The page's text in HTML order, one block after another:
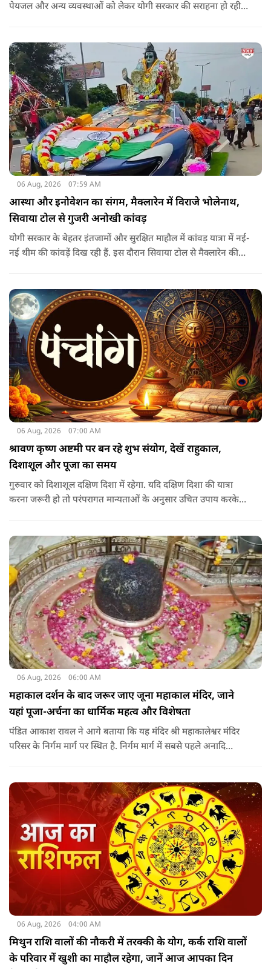
पेयजल और अन्य व्यवस्थाओं को लेकर योगी सरकार की सराहना हो रही
06 Aug, 2026 07:59 AM
आस्था और इनोवेशन का संगम, मैक्लारेन में विराजे भोलेनाथ,
सिवाया टोल से गुजरी अनोखी कांवड़
योगी सरकार के बेहतर इंतजामों और सुरक्षित माहौल में कांवड़ यात्रा में नई-
नई थीम की कांवड़ें दिख रही हैं. इस दौरान सिवाया टोल से मैक्लारेन की
06 Aug, 2026 07:00 AM
श्रावण कृष्ण अष्टमी पर बन रहे शुभ संयोग, देखें राहुकाल,
दिशाशूल और पूजा का समय
गुरुवार को दिशाशूल दक्षिण दिशा में रहेगा. यदि दक्षिण दिशा की यात्रा
करना जरूरी हो तो परंपरागत मान्यताओं के अनुसार उचित उपाय करके
06 Aug, 2026 06:00 AM
महाकाल दर्शन के बाद जरूर जाए जूना महाकाल मंदिर, जाने
यहां पूजा-अर्चना का धार्मिक महत्व और विशेषता
पंडित आकाश रावल ने आगे बताया कि यह मंदिर श्री महाकालेश्वर मंदिर
परिसर के निर्गम मार्ग पर स्थित है. निर्गम मार्ग में सबसे पहले अनादि
06 Aug, 2026 04:00 AM
मिथुन राशि वालों की नौकरी में तरक्की के योग, कर्क राशि वालों
के परिवार में खुशी का माहौल रहेगा, जानें आज आपका दिन